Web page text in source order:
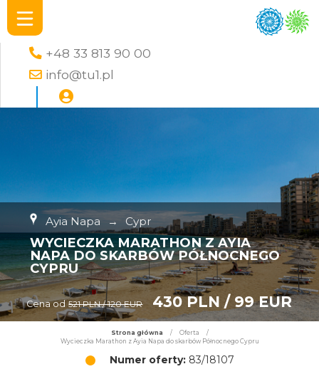
+48 33 813 90 00
info@tu1.pl
Ayia Napa → Cypr
WYCIECZKA MARATHON Z AYIA
NAPA DO SKARBÓW PÓŁNOCNEGO
CYPRU
Cena od 521 PLN / 120 EUR 430 PLN / 99 EUR
Strona główna / Oferta
/
Wycieczka Marathon z Ayia Napa do skarbów Północnego Cypru
Numer oferty:83/18107